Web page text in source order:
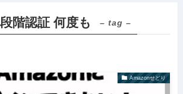
階認証 何度も – tag –
Amazonせどり